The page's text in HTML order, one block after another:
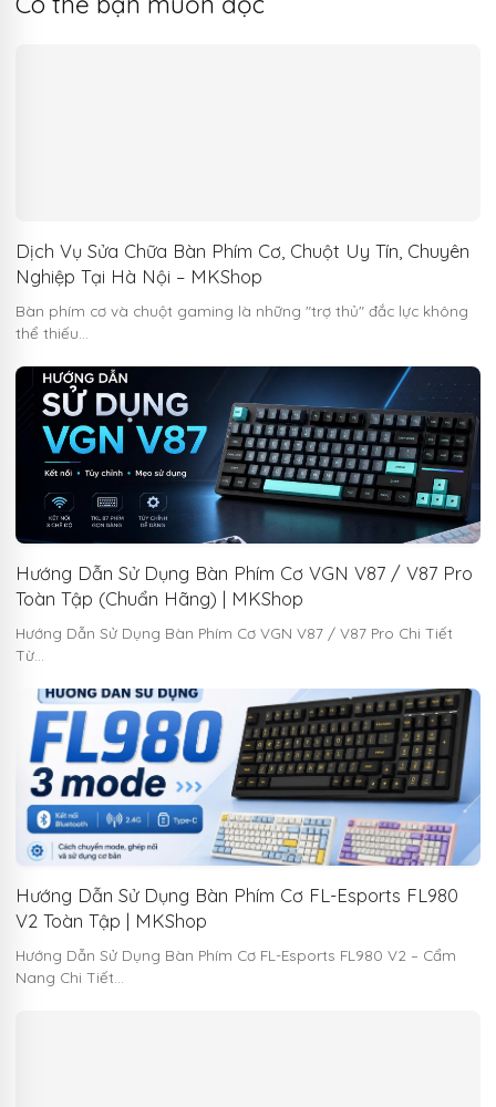
Dịch Vụ Sửa Chữa Bàn Phím Cơ, Chuột Uy Tín, Chuyên
Nghiệp Tại Hà Nội – MKShop
Bàn phím cơ và chuột gaming là những "trợ thủ" đắc lực không
thể thiếu…
Hướng Dẫn Sử Dụng Bàn Phím Cơ VGN V87 / V87 Pro
Toàn Tập (Chuẩn Hãng) | MKShop
Hướng Dẫn Sử Dụng Bàn Phím Cơ VGN V87 / V87 Pro Chi Tiết
Từ…
Hướng Dẫn Sử Dụng Bàn Phím Cơ FL-Esports FL980
V2 Toàn Tập | MKShop
Hướng Dẫn Sử Dụng Bàn Phím Cơ FL-Esports FL980 V2 – Cẩm
Nang Chi Tiết…